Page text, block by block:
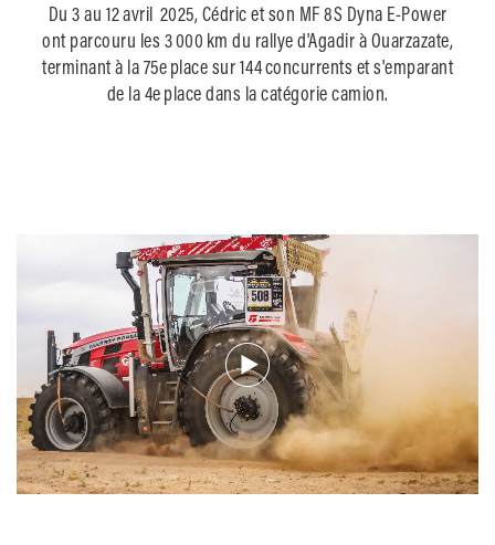
Du 3 au 12 avril 2025, Cédric et son MF 8S Dyna E-Power
ont parcouru les 3 000 km du rallye d'Agadir à Ouarzazate,
terminant à la 75e place sur 144 concurrents et s'emparant
de la 4e place dans la catégorie camion.